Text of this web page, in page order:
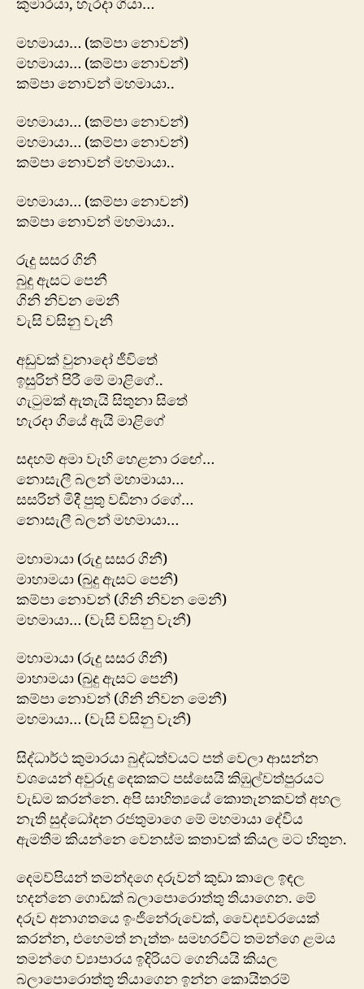
කුමාරයා, හැරදා ගියා…
මහමායා… (කම්පා නොවන්)
මහමායා… (කම්පා නොවන්)
කම්පා නොවන් මහමායා..
මහමායා… (කම්පා නොවන්)
මහමායා… (කම්පා නොවන්)
කම්පා නොවන් මහමායා..
මහමායා… (කම්පා නොවන්)
කම්පා නොවන් මහමායා..
රුදු සසර ගිනී
බුදු ඇසට පෙනී
ගිනි නිවන මෙනී
වැසි වසිනු වැනී
අඩුවක් වුනාදෝ ජීවිතේ
ඉසුරින් පිරී මේ මාළිගේ..
ගැටුමක් ඇතැයි සිතුනා සිතේ
හැරදා ගියේ ඇයි මාළිගේ
සදහම් අමා වැහි හෙළනා රඟේ…
නොසැලී බලන් මහාමායා…
සසරින් මිදී පුතු වඩිනා රගේ…
නොසැලී බලන් මහමායා…
මහාමායා (රුදු සසර ගිනී)
මාහාමයා (බුදු ඇසට පෙනී)
කම්පා නොවන් (ගිනි නිවන මෙනී)
මහමායා… (වැසි වසිනු වැනී)
මහාමායා (රුදු සසර ගිනී)
මාහාමයා (බුදු ඇසට පෙනී)
කම්පා නොවන් (ගිනි නිවන මෙනී)
මහමායා… (වැසි වසිනු වැනී)
සිද්ධාර්ථ කුමාරයා බුද්ධත්වයට පත් වෙලා ආසන්න
වශයෙන් අවුරුදු දෙකකට පස්සෙයි කිඹුල්වත්පුරයට
වැඩම කරන්නෙ. අපි සාහිත්‍යයේ කොතැනකවත් අහල
නැති සුද්ධෝදන රජතුමාගෙ මේ මහමායා දේවිය
ඇමතීම කියන්නෙ වෙනස්ම කතාවක් කියල මට හිතුන.
දෙමව්පියන් තමන්දගෙ ​දරුවන් කුඩා කාලෙ ඉඳල
හදන්නෙ ගොඩක් බලාපොරොත්තු තියාගෙන. මේ
දරුව අනාගතයෙ ඉංජිනේරුවෙක්, වෛද්‍යවරයෙක්
කරන්න, එහෙමත් නැත්තං සමහරවිට තමන්ගෙ ළමය
තමන්ගෙ ව්‍යාපාරය ඉදිරියට ගෙනියයි කියල
බලාපොරොත්තු තියාගෙන ඉන්​න කොයිතරම්